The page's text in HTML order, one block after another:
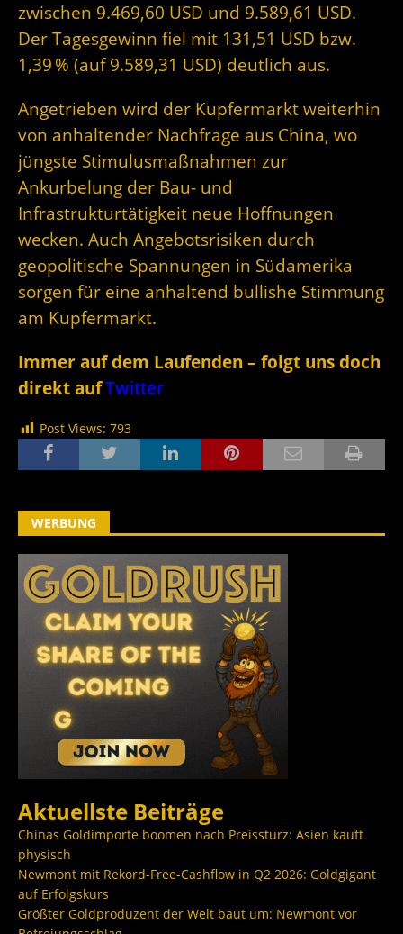
zwischen 9.469,60 USD und 9.589,61 USD.
Der Tagesgewinn fiel mit 131,51 USD bzw.
1,39 % (auf 9.589,31 USD) deutlich aus.
Angetrieben wird der Kupfermarkt weiterhin
von anhaltender Nachfrage aus China, wo
jüngste Stimulusmaßnahmen zur
Ankurbelung der Bau- und
Infrastrukturtätigkeit neue Hoffnungen
wecken. Auch Angebotsrisiken durch
geopolitische Spannungen in Südamerika
sorgen für eine anhaltend bullishe Stimmung
am Kupfermarkt.
Immer auf dem Laufenden – folgt uns doch
direkt aufTwitter
Post Views: 793
WERBUNG
Aktuellste Beiträge
Chinas Goldimporte boomen nach Preissturz: Asien kauft
physisch
Newmont mit Rekord-Free-Cashflow in Q2 2026: Goldgigant
auf Erfolgskurs
Größter Goldproduzent der Welt baut um: Newmont vor